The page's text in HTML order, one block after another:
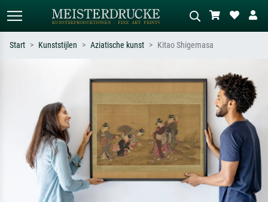
Monet, Sterrennacht, impressionisme,
Hokusai-golf, naakt.
Beschrijf de scène – bijv. groene
weide, abstract met veel rood, donker
olieverfschilderij, staand naakt naast
een boom.
Start Kunststijlen Aziatische kunst Kitao Shigemasa